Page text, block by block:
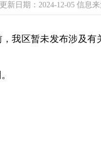
更新日期：2024-12-05 信息
区暂未发布涉及有